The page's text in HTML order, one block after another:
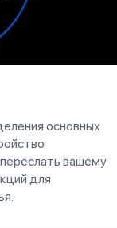
основных
вашему
для